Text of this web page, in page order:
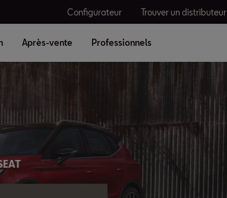
Configurateur Trouver un distributeur
Après-vente Professionnels